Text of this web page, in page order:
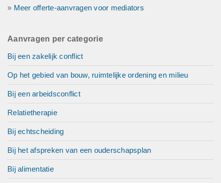
» Meer offerte-aanvragen voor mediators
Aanvragen per categorie
Bij een zakelijk conflict
Op het gebied van bouw, ruimtelijke ordening en milieu
Bij een arbeidsconflict
Relatietherapie
Bij echtscheiding
Bij het afspreken van een ouderschapsplan
Bij alimentatie